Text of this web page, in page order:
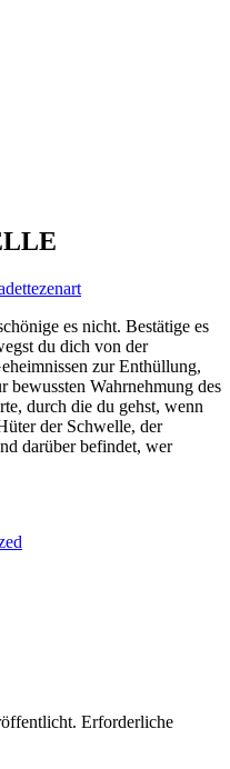
es nicht. Bestätige es
du dich von der
zur Enthüllung,
bewussten Wahrnehmung des
durch die du gehst, wenn
der Schwelle, der
darüber befindet, wer
Erforderliche